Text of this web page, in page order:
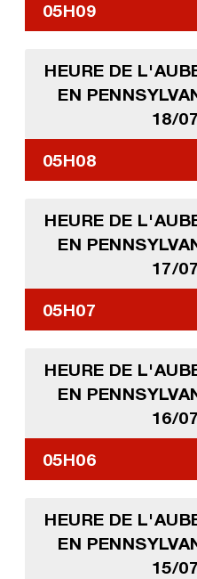
05H09
HEURE DE
EN
18/
05H08
HEURE DE
EN
17/
05H07
HEURE DE
EN
16/
05H06
HEURE DE
EN
15/